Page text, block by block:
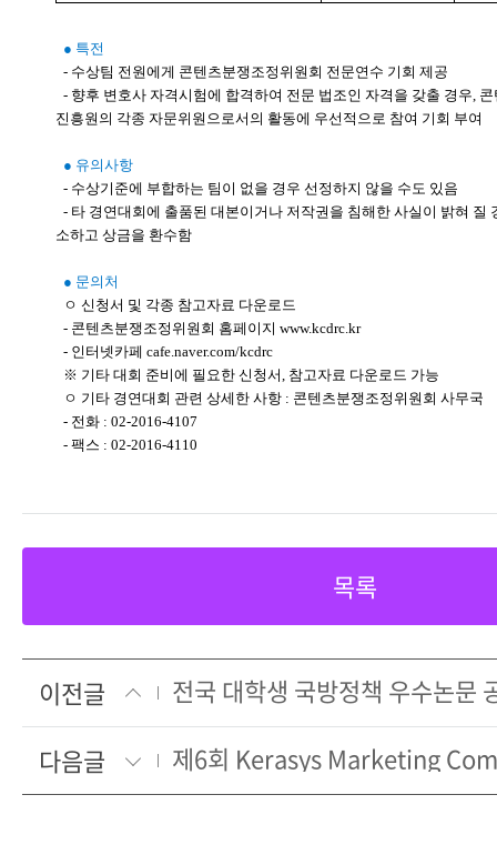
● 특전
- 수상팀 전원에게 콘텐츠분쟁조정위원회 전문연수 기회 제공
- 향후 변호사 자격시험에 합격하여 전문 법조인 자격을 갖출 경우,
진흥원의 각종 자문위원으로서의 활동에 우선적으로 참여 기회 부여
● 유의사항
- 수상기준에 부합하는 팀이 없을 경우 선정하지 않을 수도 있음
- 타 경연대회에 출품된 대본이거나 저작권을 침해한 사실이 밝혀 질
소하고 상금을 환수함
● 문의처
ㅇ 신청서 및 각종 참고자료 다운로드
- 콘텐츠분쟁조정위원회 홈페이지 www.kcdrc.kr
- 인터넷카페 cafe.naver.com/kcdrc
※ 기타 대회 준비에 필요한 신청서, 참고자료 다운로드 가능
ㅇ 기타 경연대회 관련 상세한 사항 : 콘텐츠분쟁조정위원회 사무국
- 전화 : 02-2016-4107
- 팩스 : 02-2016-4110
목록
이전글
전국 대학생 국방정책 우수논문
다음글
제6회 Kerasys Marketing